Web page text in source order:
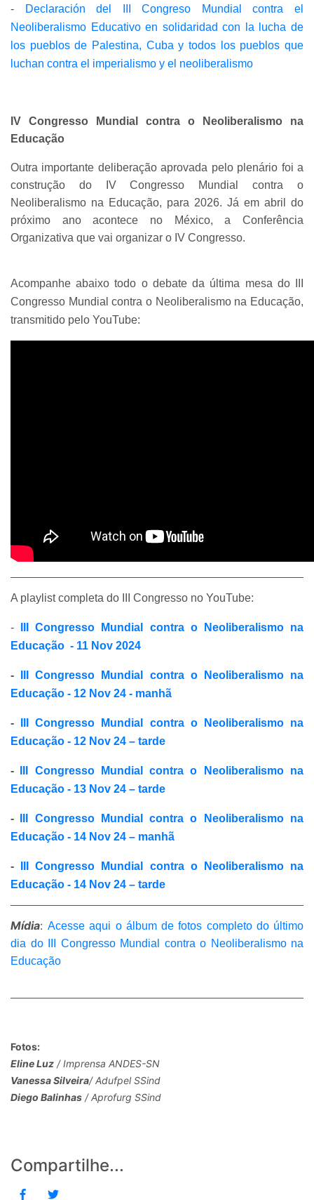
-
Declaración del III Congreso Mundial contra el
Neoliberalismo Educativo en solidaridad con la lucha de
los pueblos de Palestina, Cuba y todos los pueblos que
luchan contra el imperialismo y el neoliberalismo
IV Congresso Mundial contra o Neoliberalismo na
Educação
Outra importante deliberação aprovada pelo plenário foi a
construção do IV Congresso Mundial contra o
Neoliberalismo na Educação, para 2026. Já em abril do
próximo ano acontece no México, a Conferência
Organizativa que vai organizar o IV Congresso.
Acompanhe abaixo todo o debate da última mesa do III
Congresso Mundial contra o Neoliberalismo na Educação,
transmitido pelo YouTube:
A playlist completa do III Congresso no YouTube:
-
III Congresso Mundial contra o Neoliberalismo na
Educação - 11 Nov 2024
-
III Congresso Mundial contra o Neoliberalismo na
Educação - 12 Nov 24 - manhã
-
III Congresso Mundial contra o Neoliberalismo na
Educação - 12 Nov 24 – tarde
-
III Congresso Mundial contra o Neoliberalismo na
Educação - 13 Nov 24 – tarde
-
III Congresso Mundial contra o Neoliberalismo na
Educação - 14 Nov 24 – manhã
-
III Congresso Mundial contra o Neoliberalismo na
Educação - 14 Nov 24 – tarde
Mídia:Acesse aqui o álbum de fotos completo do último
dia do III Congresso Mundial contra o Neoliberalismo na
Educação
Fotos:
Eline Luz / Imprensa ANDES-SN
Vanessa Silveira/ Adufpel SSind
Diego Balinhas / Aprofurg SSind
Compartilhe...